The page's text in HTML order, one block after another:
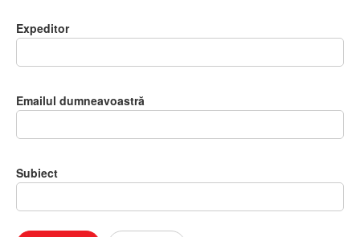
Expeditor
Emailul dumneavoastră
Subiect